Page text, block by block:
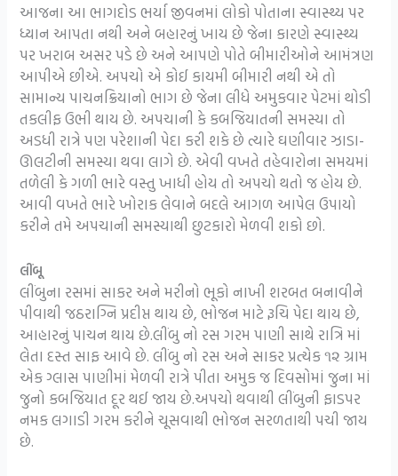
આજના આ ભાગદોડ ભર્યા જીવનમાં લોકો પોતાના સ્વાસ્થ્ય પર
ધ્યાન આપતા નથી અને બહારનું ખાય છે જેના કારણે સ્વાસ્થ્ય
પર ખરાબ અસર પડે છે અને આપણે પોતે બીમારીઓને આમંત્રણ
આપીએ છીએ. અપચો એ કોઈ કાયમી બીમારી નથી એ તો
સામાન્ય પાચનક્રિયાનો ભાગ છે જેના લીધે અમુકવાર પેટમાં થોડી
તકલીફ ઉભી થાય છે. અપચાની કે કબજિયાતની સમસ્યા તો
અડધી રાત્રે પણ પરેશાની પેદા કરી શકે છે ત્યારે ઘણીવાર ઝાડા-
ઊલટીની સમસ્યા થવા લાગે છે. એવી વખતે તહેવારોના સમયમાં
તળેલી કે ગળી ભારે વસ્તુ ખાધી હોય તો અપચો થતો જ હોય છે.
આવી વખતે ભારે ખોરાક લેવાને બદલે આગળ આપેલ ઉપાયો
કરીને તમે અપચાની સમસ્યાથી છુટકારો મેળવી શકો છો.
લીંબૂ
લીંબુના રસમાં સાકર અને મરીનો ભૂકો નાખી શરબત બનાવીને
પીવાથી જઠરાગ્નિ પ્રદીપ્ત થાય છે, ભોજન માટે રૂચિ પેદા થાય છે,
આહારનું પાચન થાય છે.લીંબુ નો રસ ગરમ પાણી સાથે રાત્રિ‍ માં
લેતા દસ્‍ત સાફ આવે છે. લીંબુ નો રસ અને સાકર પ્રત્‍યેક ૧૨ ગ્રામ
એક ગ્લાસ પાણીમાં મેળવી રાત્રે પીતા અમુક જ દિવસોમાં જુના માં
જુનો કબજિયાત દૂર થઈ જાય છે.અપચો થવાથી લીંબુની ફાડપર
નમક લગાડી ગરમ કરીને ચૂસવાથી ભોજન સરળતાથી પચી જાય
છે.